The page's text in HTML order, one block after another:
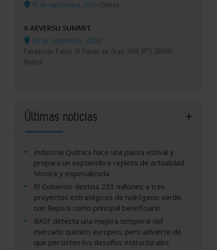
14 de septiembre, 2026/Online
II AEVERSU SUMMIT
29 de septiembre, 2026/
Fundación Pablo VI Paseo de Juan XXIII Nº3 28040
Madrid
Últimas noticias
Industria Química hace una pausa estival y
prepara un septiembre repleto de actualidad
técnica y especializada
El Gobierno destina 233 millones a tres
proyectos estratégicos de hidrógeno verde,
con Repsol como principal beneficiario
BASF detecta una mejora temporal del
mercado químico europeo, pero advierte de
que persisten los desafíos estructurales